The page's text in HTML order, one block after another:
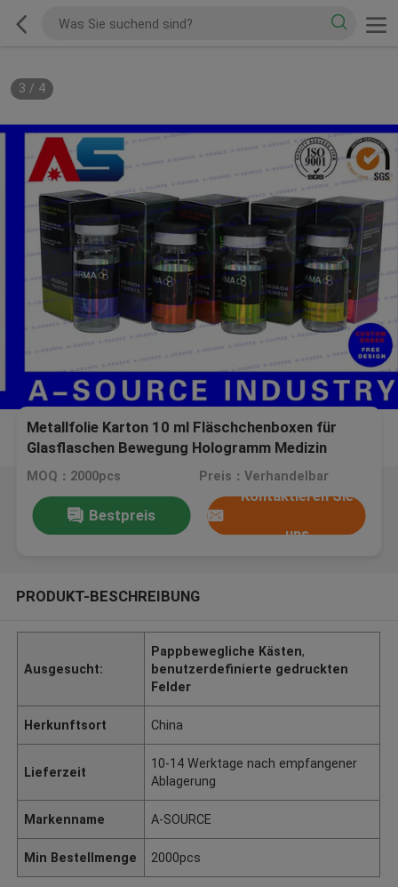
3 / 4
Metallfolie Karton 10 ml Fläschchenboxen für
Glasflaschen Bewegung Hologramm Medizin
pharmazeutische Verpackungskisten
MOQ：2000pcs Preis：Verhandelbar
Bestpreis
Kontaktieren Sie
uns
PRODUKT-BESCHREIBUNG
Ausgesucht:
Pappbewegliche Kästen,
benutzerdefinierte gedruckten
Felder
Herkunftsort China
Lieferzeit
10-14 Werktage nach empfangener
Ablagerung
Markenname A-SOURCE
Min Bestellmenge 2000pcs